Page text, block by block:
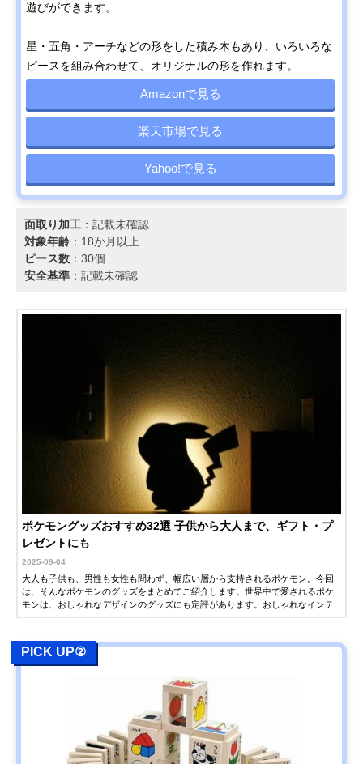
遊びができます。
星・五角・アーチなどの形をした積み木もあり、いろいろな
ピースを組み合わせて、オリジナルの形を作れます。
Amazonで見る
楽天市場で見る
Yahoo!で見る
面取り加工 ：記載未確認
対象年齢 ：18か月以上
ピース数 ：30個
安全基準 ：記載未確認
ポケモングッズおすすめ32選 子供から大人まで、ギフト・プ
レゼントにも
2025-09-04
大人も子供も、男性も女性も問わず、幅広い層から支持されるポケモン。今回
は、そんなポケモンのグッズをまとめてご紹介します。世界中で愛されるポケ
モンは、おしゃれなデザインのグッズにも定評があります。おしゃれなインテ
PICK UP②